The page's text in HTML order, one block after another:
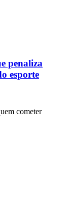
penaliza
esporte
cometer